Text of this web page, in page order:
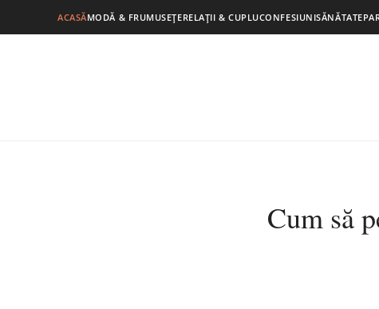
ACASĂMODĂ & FRUMUSEȚERELAȚII & CUPLUCONFESIUNISĂNĂTATE
Cum să